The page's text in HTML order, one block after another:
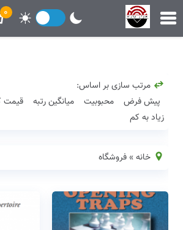
مرتب سازی بر اساس:
پیش فرض
محبوبیت میانگین رتبه قیمت
زیاد به کم
خانه» فروشگاه
0